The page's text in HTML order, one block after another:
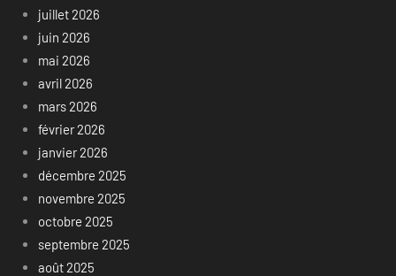
juillet 2026
juin 2026
mai 2026
avril 2026
mars 2026
février 2026
janvier 2026
décembre 2025
novembre 2025
octobre 2025
septembre 2025
août 2025